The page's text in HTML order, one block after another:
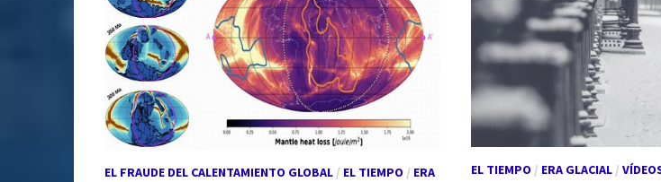
EL FRAUDE DEL CALENTAMIENTO GLOBAL/ EL TIEMPO / ERA
EL TIEMPO / ERA GLACIAL /